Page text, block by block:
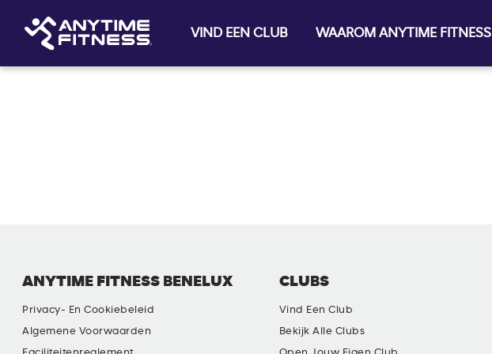
VIND EEN CLUB WAAROM ANYTIME FITNESS
ANYTIME FITNESS BENELUX
Privacy- En Cookiebeleid
Algemene Voorwaarden
CLUBS
Vind Een Club
Bekijk Alle Clubs